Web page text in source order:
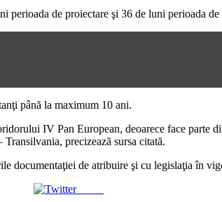
perioada de proiectare şi 36 de luni perioada
până la maximum 10 ani.
IV Pan European, deoarece face parte
precizează sursa citată.
documentaţiei de atribuire şi cu legislaţia în
Tweet